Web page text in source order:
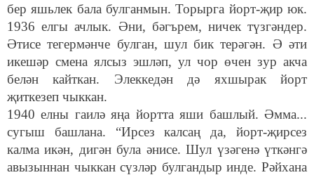
бер яшьлек бала булганмын. Торырга йорт-җир юк.
1936 елгы ачлык. Әни, бәгърем, ничек түзгәндер.
Әтисе тегермәнче булган, шул бик терәгән. Ә әти
икешәр смена ялсыз эшләп, ул чор өчен зур акча
белән кайткан. Элеккедән дә яхшырак йорт
җиткезеп чыккан.
1940 елны гаилә яңа йортта яши башлый. Әмма...
сугыш башлана. “Ирсез калсаң да, йорт-җирсез
калма икән, дигән була әнисе. Шул үзәгенә үткәнгә
авызыннан чыккан сүзләр булгандыр инде. Рәйхана